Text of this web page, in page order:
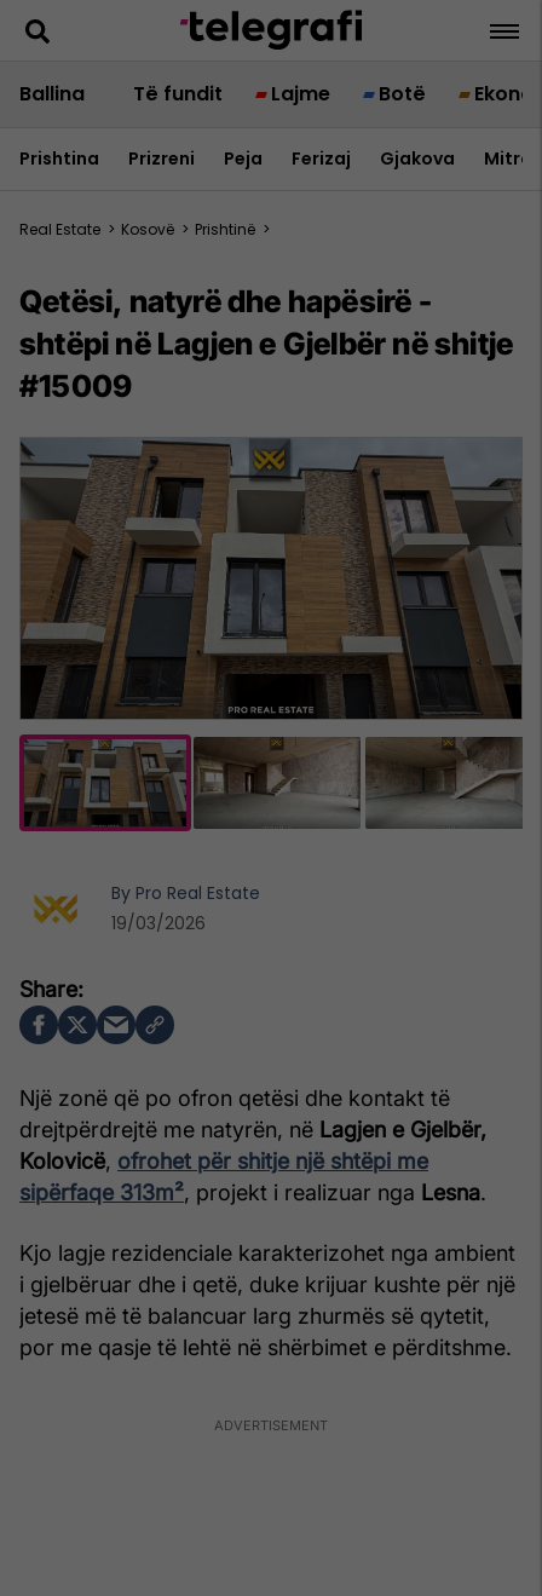
Ballina Të fundit Lajme Botë
Prishtina Prizreni Peja Ferizaj Gjakova
Real Estate > Kosovë > Prishtinë >
Qetësi, natyrë dhe hapësirë -
shtëpi në Lagjen e Gjelbër në shitje
#15009
Një zonë që po ofron qetësi dhe kontakt të
drejtpërdrejtë me natyrën, në Lagjen e Gjelbër,
Kolovicë, ofrohet për shitje një shtëpi me
sipërfaqe 313m², projekt i realizuar nga Lesna.
Kjo lagje rezidenciale karakterizohet nga ambient
i gjelbëruar dhe i qetë, duke krijuar kushte për një
jetesë më të balancuar larg zhurmës së qytetit,
por me qasje të lehtë në shërbimet e përditshme.
By Pro Real Estate
19/03/2026